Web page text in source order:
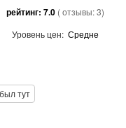
рейтинг: 7.0 ( отзывы:3)
Уровень цен: Средне
тут